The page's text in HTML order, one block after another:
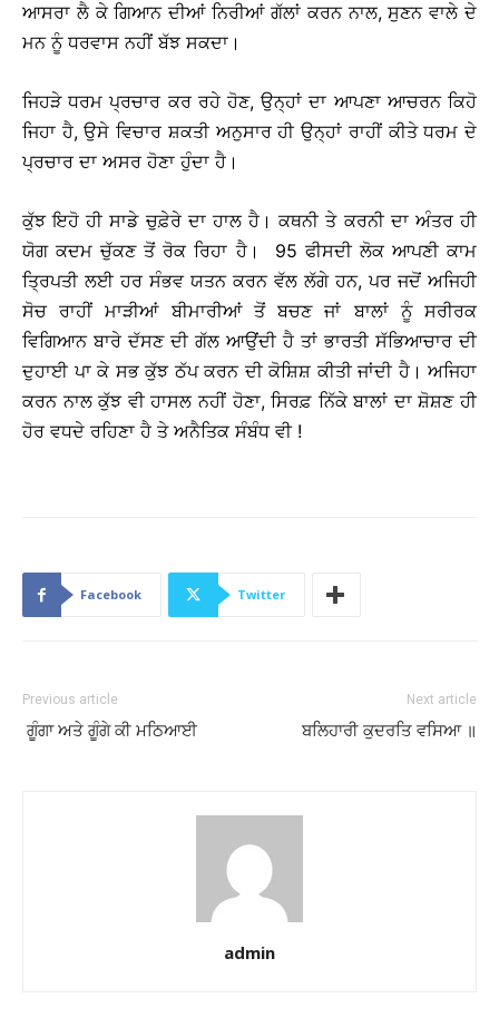
ਆਸਰਾ ਲੈ ਕੇ ਗਿਆਨ ਦੀਆਂ ਨਿਰੀਆਂ ਗੱਲਾਂ ਕਰਨ ਨਾਲ, ਸੁਣਨ ਵਾਲੇ ਦੇ
ਮਨ ਨੂੰ ਧਰਵਾਸ ਨਹੀਂ ਬੱਝ ਸਕਦਾ।
ਜਿਹੜੇ ਧਰਮ ਪ੍ਰਚਾਰ ਕਰ ਰਹੇ ਹੋਣ, ਉਨ੍ਹਾਂ ਦਾ ਆਪਣਾ ਆਚਰਨ ਕਿਹੋ
ਜਿਹਾ ਹੈ, ਉਸੇ ਵਿਚਾਰ ਸ਼ਕਤੀ ਅਨੁਸਾਰ ਹੀ ਉਨ੍ਹਾਂ ਰਾਹੀਂ ਕੀਤੇ ਧਰਮ ਦੇ
ਪ੍ਰਚਾਰ ਦਾ ਅਸਰ ਹੋਣਾ ਹੁੰਦਾ ਹੈ।
ਕੁੱਝ ਇਹੋ ਹੀ ਸਾਡੇ ਚੁਫ਼ੇਰੇ ਦਾ ਹਾਲ ਹੈ। ਕਥਨੀ ਤੇ ਕਰਨੀ ਦਾ ਅੰਤਰ ਹੀ
ਯੋਗ ਕਦਮ ਚੁੱਕਣ ਤੋਂ ਰੋਕ ਰਿਹਾ ਹੈ। 95 ਫੀਸਦੀ ਲੋਕ ਆਪਣੀ ਕਾਮ
ਤ੍ਰਿਪਤੀ ਲਈ ਹਰ ਸੰਭਵ ਯਤਨ ਕਰਨ ਵੱਲ ਲੱਗੇ ਹਨ, ਪਰ ਜਦੋਂ ਅਜਿਹੀ
ਸੋਚ ਰਾਹੀਂ ਮਾੜੀਆਂ ਬੀਮਾਰੀਆਂ ਤੋਂ ਬਚਣ ਜਾਂ ਬਾਲਾਂ ਨੂੰ ਸਰੀਰਕ
ਵਿਗਿਆਨ ਬਾਰੇ ਦੱਸਣ ਦੀ ਗੱਲ ਆਉਂਦੀ ਹੈ ਤਾਂ ਭਾਰਤੀ ਸੱਭਿਆਚਾਰ ਦੀ
ਦੁਹਾਈ ਪਾ ਕੇ ਸਭ ਕੁੱਝ ਠੱਪ ਕਰਨ ਦੀ ਕੋਸ਼ਿਸ਼ ਕੀਤੀ ਜਾਂਦੀ ਹੈ। ਅਜਿਹਾ
ਕਰਨ ਨਾਲ ਕੁੱਝ ਵੀ ਹਾਸਲ ਨਹੀਂ ਹੋਣਾ, ਸਿਰਫ਼ ਨਿੱਕੇ ਬਾਲਾਂ ਦਾ ਸ਼ੋਸ਼ਣ ਹੀ
ਹੋਰ ਵਧਦੇ ਰਹਿਣਾ ਹੈ ਤੇ ਅਨੈਤਿਕ ਸੰਬੰਧ ਵੀ !
Facebook Twitter
Previous article
ਗੂੰਗਾ ਅਤੇ ਗੂੰਗੇ ਕੀ ਮਠਿਆਈ
Next article
ਬਲਿਹਾਰੀ ਕੁਦਰਤਿ ਵਸਿਆ ॥
admin